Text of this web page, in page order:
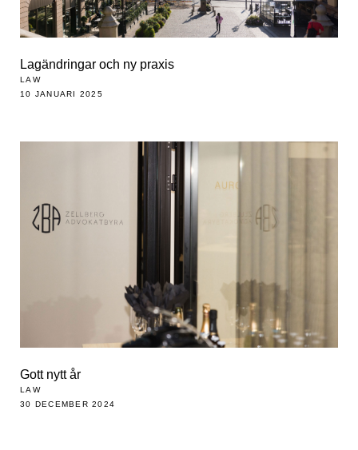
Lagändringar och ny praxis
LAW
10 JANUARI 2025
Gott nytt år
LAW
30 DECEMBER 2024